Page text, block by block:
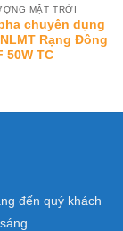
MẶT TRỜI
chuyên dụng
Rạng Đông
50W TC
đến quý khách